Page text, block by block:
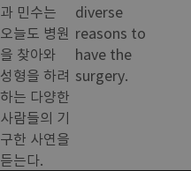
과 민수는
오늘도 병원
을 찾아와
성형을 하려
하는 다양한
사람들의 기
구한 사연을
듣는다.
diverse
reasons to
have the
surgery.